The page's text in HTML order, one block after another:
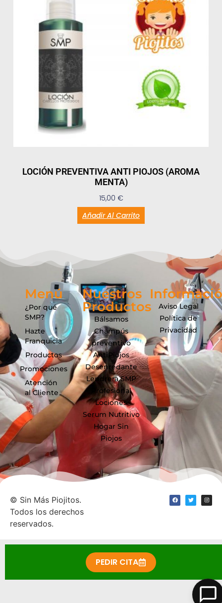
LOCIÓN PREVENTIVA ANTI PIOJOS (AROMA
MENTA)
15,00 €
Añadir Al Carrito
Menú
¿Por qué
SMP?
Hazte
Franquicia
Productos
Promociones
Atención
al Cliente
Nuestros
Productos
Bálsamos
Champús
preventivo
AntiPiojos
Desenredante
Lendrera SMP
Profesional
Lociones
Serum Nutritivo
Hogar Sin
Piojos
Aviso Legal
Política de
Privacidad
© Sin Más Piojitos.
Todos los derechos
reservados.
PEDIR CITA